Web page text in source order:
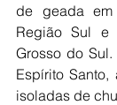
de geada
Região Sul e
Grosso do
Espírito
isoladas de